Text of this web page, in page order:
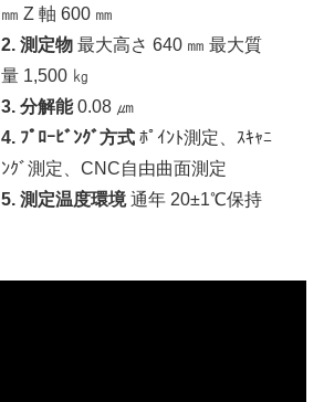
㎜ Z 軸 600 ㎜
2. 測定物 最大高さ 640 ㎜ 最大質
量 1,500 ㎏
3. 分解能0.08 ㎛
4. ﾌﾟﾛｰﾋﾞﾝｸﾞ方式 ﾎﾟｲﾝﾄ測定、ｽｷｬﾆ
ﾝｸﾞ測定、CNC自由曲面測定
5. 測定温度環境通年 20±1℃保持